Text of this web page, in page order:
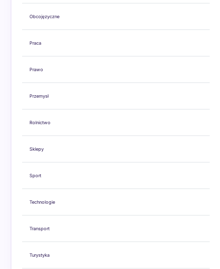
Obcojęzyczne
Praca
Prawo
Przemysł
Rolnictwo
Sklepy
Sport
Technologie
Transport
Turystyka